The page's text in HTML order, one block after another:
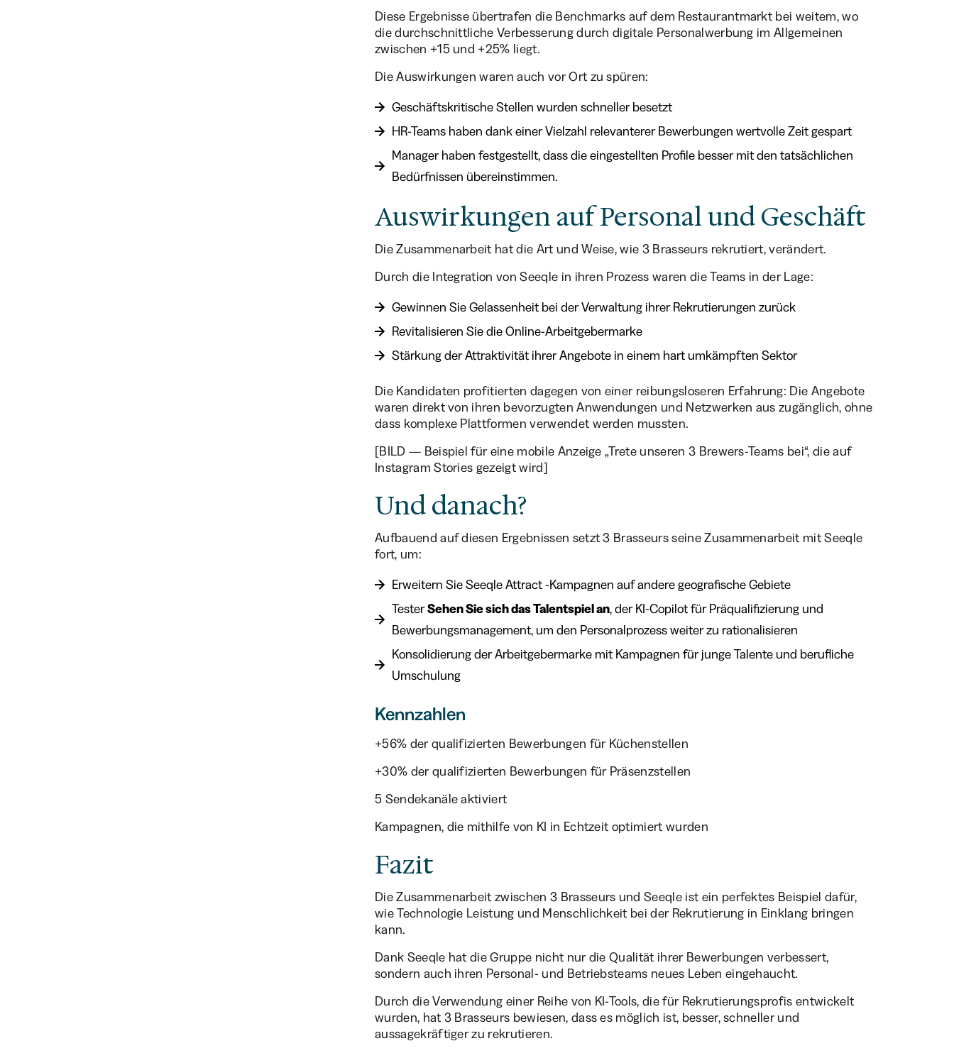
Diese Ergebnisse übertrafen die Benchmarks auf dem Restaurantmarkt bei weitem, wo
die durchschnittliche Verbesserung durch digitale Personalwerbung im Allgemeinen
zwischen +15 und +25% liegt.
Die Auswirkungen waren auch vor Ort zu spüren:
Geschäftskritische Stellen wurden schneller besetzt
HR-Teams haben dank einer Vielzahl relevanterer Bewerbungen wertvolle Zeit gespart
Manager haben festgestellt, dass die eingestellten Profile besser mit den tatsächlichen
Bedürfnissen übereinstimmen.
Auswirkungen auf Personal und Geschäft
Die Zusammenarbeit hat die Art und Weise, wie 3 Brasseurs rekrutiert, verändert.
Durch die Integration von Seeqle in ihren Prozess waren die Teams in der Lage:
Gewinnen Sie Gelassenheit bei der Verwaltung ihrer Rekrutierungen zurück
Revitalisieren Sie die Online-Arbeitgebermarke
Stärkung der Attraktivität ihrer Angebote in einem hart umkämpften Sektor
Die Kandidaten profitierten dagegen von einer reibungsloseren Erfahrung: Die Angebote
waren direkt von ihren bevorzugten Anwendungen und Netzwerken aus zugänglich, ohne
dass komplexe Plattformen verwendet werden mussten.
[BILD — Beispiel für eine mobile Anzeige „Trete unseren 3 Brewers-Teams bei“, die auf
Instagram Stories gezeigt wird]
Und danach?
Aufbauend auf diesen Ergebnissen setzt 3 Brasseurs seine Zusammenarbeit mit Seeqle
fort, um:
Erweitern Sie Seeqle Attract -Kampagnen auf andere geografische Gebiete
TesterSehen Sie sich das Talentspiel an, der KI-Copilot für Präqualifizierung und
Bewerbungsmanagement, um den Personalprozess weiter zu rationalisieren
Konsolidierung der Arbeitgebermarke mit Kampagnen für junge Talente und berufliche
Umschulung
Kennzahlen
+56% der qualifizierten Bewerbungen für Küchenstellen
+30% der qualifizierten Bewerbungen für Präsenzstellen
5 Sendekanäle aktiviert
Kampagnen, die mithilfe von KI in Echtzeit optimiert wurden
Fazit
Die Zusammenarbeit zwischen 3 Brasseurs und Seeqle ist ein perfektes Beispiel dafür,
wie Technologie Leistung und Menschlichkeit bei der Rekrutierung in Einklang bringen
kann.
Dank Seeqle hat die Gruppe nicht nur die Qualität ihrer Bewerbungen verbessert,
sondern auch ihren Personal- und Betriebsteams neues Leben eingehaucht.
Durch die Verwendung einer Reihe von KI-Tools, die für Rekrutierungsprofis entwickelt
wurden, hat 3 Brasseurs bewiesen, dass es möglich ist, besser, schneller und
aussagekräftiger zu rekrutieren.